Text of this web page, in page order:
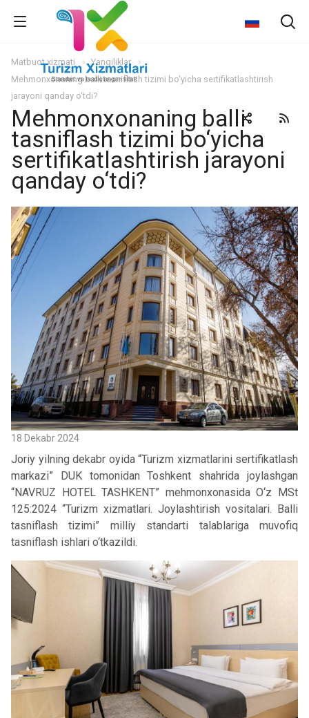
Matbuot xizmati
Yangiliklar
Mehmonxonaning balli tasniflash tizimi bo‘yicha sertifikatlashtirish
jarayoni qanday o‘tdi?
Mehmonxonaning balli
tasniflash tizimi bo‘yicha
sertifikatlashtirish jarayoni
qanday o‘tdi?
18 Dekabr 2024
Joriy yilning dekabr oyida “Turizm xizmatlarini sertifikatlash
markazi” DUK tomonidan Toshkent shahrida joylashgan
“NAVRUZ HOTEL TASHKENT” mehmonxonasida O‘z MSt
125:2024 “Turizm xizmatlari. Joylashtirish vositalari. Balli
tasniflash tizimi” milliy standarti talablariga muvofiq
tasniflash ishlari o‘tkazildi.